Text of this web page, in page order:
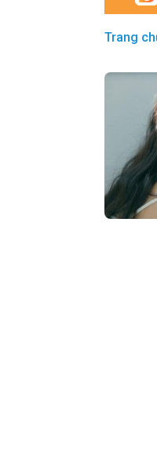
Trang